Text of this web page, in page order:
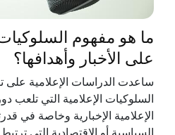
ما هو مفهوم السلوكيات
على الأخبار وأهدافها؟
ساعدت ‏الدراسات الإعلامية
السلوكيات الإعلامية التي
الإعلامية الإخبارية وخاصة في
السياسية أو الاقتصادية التي